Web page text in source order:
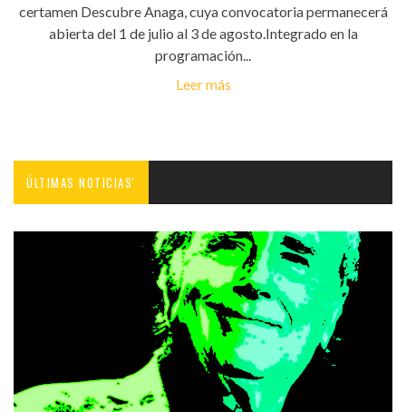
certamen Descubre Anaga, cuya convocatoria permanecerá
abierta del 1 de julio al 3 de agosto.Integrado en la
programación...
Leer más
ÚLTIMAS NOTICIAS'